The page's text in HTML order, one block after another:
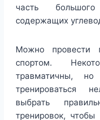
часть
содержащих
Можно провести
спортом.
травматичны,
тренироваться
выбрать
тренировок, чтобы